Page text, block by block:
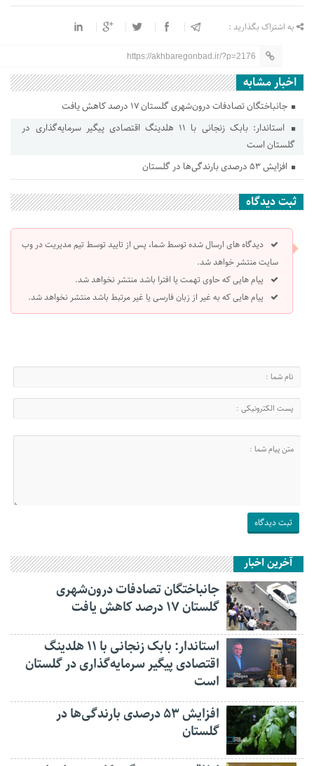
به اشتراک بگذارید :
https://akhbaregonbad.ir/?p=2176
اخبار مشابه
جانباختگان تصادفات درون‌شهری گلستان ۱۷ درصد کاهش یافت
استاندار: بابک زنجانی با ۱۱ هلدینگ اقتصادی پیگیر سرمایه‌گذاری در
گلستان است
افزایش ۵۳ درصدی بارندگی‌ها در گلستان
ثبت دیدگاه
دیدگاه های ارسال شده توسط شما، پس از تایید توسط تیم مدیریت در وب
سایت منتشر خواهد شد.
پیام هایی که حاوی تهمت یا افترا باشد منتشر نخواهد شد.
پیام هایی که به غیر از زبان فارسی یا غیر مرتبط باشد منتشر نخواهد شد.
آخرین اخبار
جانباختگان تصادفات درون‌شهری
گلستان ۱۷ درصد کاهش یافت
استاندار: بابک زنجانی با ۱۱ هلدینگ
اقتصادی پیگیر سرمایه‌گذاری در گلستان
است
افزایش ۵۳ درصدی بارندگی‌ها در
گلستان